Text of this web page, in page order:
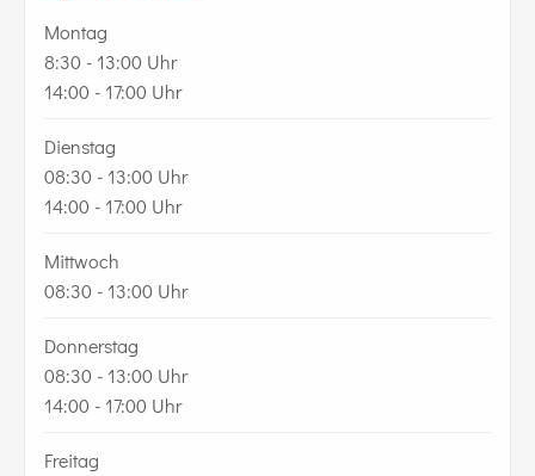
Montag
8:30 - 13:00 Uhr
14:00 - 17:00 Uhr
Dienstag
08:30 - 13:00 Uhr
14:00 - 17:00 Uhr
Mittwoch
08:30 - 13:00 Uhr
Donnerstag
08:30 - 13:00 Uhr
14:00 - 17:00 Uhr
Freitag